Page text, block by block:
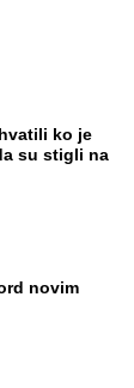
ko je
su stigli na
novim